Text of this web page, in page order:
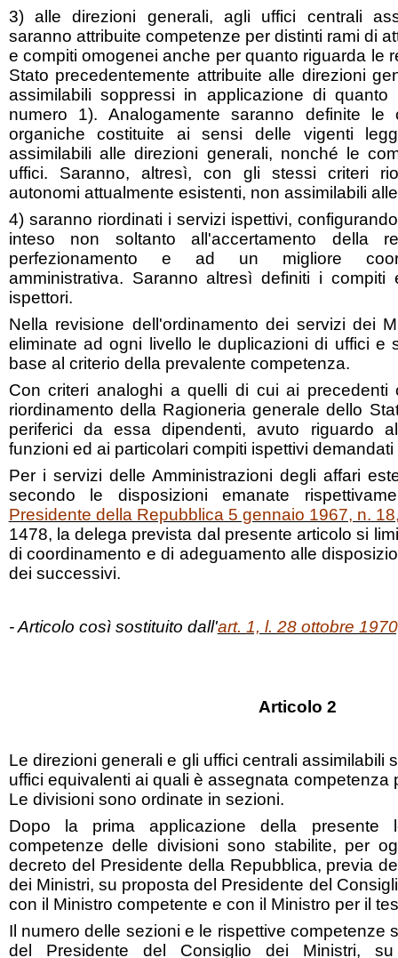
3) alle direzioni generali, agli uffici centrali
saranno attribuite competenze per distinti rami di
e compiti omogenei anche per quanto riguarda le
Stato precedentemente attribuite alle direzioni
assimilabili soppressi in applicazione di quanto
numero 1). Analogamente saranno definite le
organiche costituite ai sensi delle vigenti
assimilabili alle direzioni generali, nonché le
uffici. Saranno, altresì, con gli stessi criteri
autonomi attualmente esistenti, non assimilabili
4) saranno riordinati i servizi ispettivi,
inteso non soltanto all'accertamento della
perfezionamento e ad un migliore
amministrativa. Saranno altresì definiti i
ispettori.
Nella revisione dell'ordinamento dei servizi dei
eliminate ad ogni livello le duplicazioni di uffici e
base al criterio della prevalente competenza.
Con criteri analoghi a quelli di cui ai precedenti
riordinamento della Ragioneria generale dello
periferici da essa dipendenti, avuto riguardo
funzioni ed ai particolari compiti ispettivi
Per i servizi delle Amministrazioni degli affari
secondo le disposizioni emanate
Presidente della Repubblica 5 gennaio 1967, n. 18
1478, la delega prevista dal presente articolo si
di coordinamento e di adeguamento alle
dei successivi.
- Articolo così sostituito dall'art. 1, l. 28 ottobre
Articolo 2
Le direzioni generali e gli uffici centrali assimilabili
uffici equivalenti ai quali è assegnata competenza
Le divisioni sono ordinate in sezioni.
Dopo la prima applicazione della
competenze delle divisioni sono stabilite, per
decreto del Presidente della Repubblica, previa
dei Ministri, su proposta del Presidente del
con il Ministro competente e con il Ministro per il
Il numero delle sezioni e le rispettive competenze
del Presidente del Consiglio dei Ministri,